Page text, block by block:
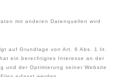
mit anderen Datenquellen wird
auf Grundlage von Art. 6 Abs. 1 lit.
ein berechtigtes Interesse an der
und der Optimierung seiner Website